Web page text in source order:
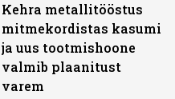
Kehra metallitööstus
mitmekordistas kasumi
ja uus tootmishoone
valmib plaanitust
varem